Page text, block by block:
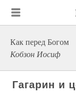
Как перед Богом
Кобзон Иосиф
Гагарин и